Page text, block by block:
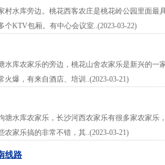
村水库旁边。桃花西客农庄是桃花岭公园里面最
个KTV包厢。有中心会议室..(2023-03-22)
水库农家乐的旁边，桃花山舍农家乐是新兴的一
爆，有来自酒店、培训..(2023-03-21)
塘水库农家乐，长沙河西农家乐有很多家农家乐
家乐搞的非常不错，其..(2023-03-21)
线路